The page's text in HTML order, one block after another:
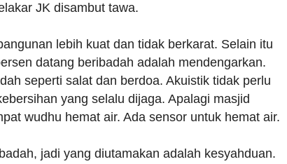
JK disambut tawa.
lebih kuat dan tidak berkarat. Selain itu
datang beribadah adalah mendengarkan.
seperti salat dan berdoa. Akuistik tidak perlu
yang selalu dijaga. Apalagi masjid
wudhu hemat air. Ada sensor untuk hemat air.
jadi yang diutamakan adalah kesyahduan.